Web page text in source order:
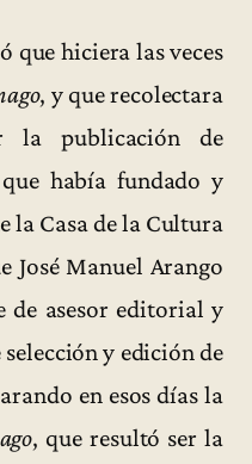
que hiciera las veces
, y que recolectara
la publicación de
había fundado y
la Casa de la Cultura
José Manuel Arango
de asesor editorial y
y edición de
en esos días la
, que resultó ser la